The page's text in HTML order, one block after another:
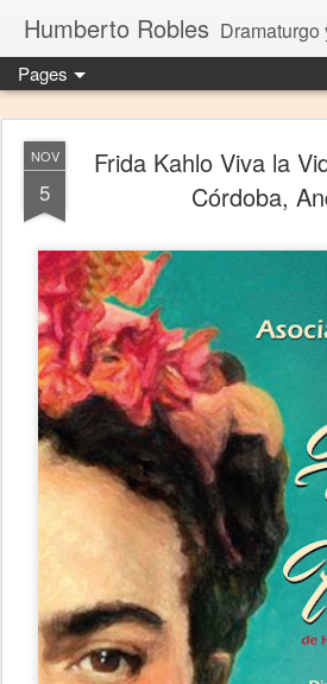
Humberto Robles Dramaturgo y
Pages
NOV
5
Frida Kahlo Viva la
Córdoba,